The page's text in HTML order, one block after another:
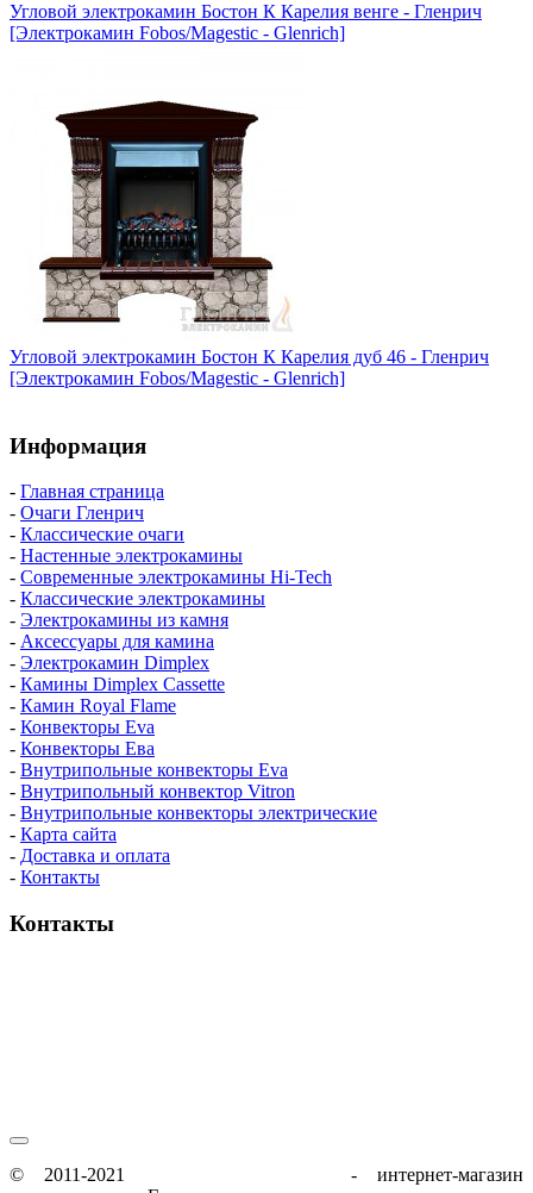
Угловой электрокамин Бостон К Карелия венге - Гленрич
[Электрокамин Fobos/Magestic - Glenrich]
Угловой электрокамин Бостон К Карелия дуб 46 - Гленрич
[Электрокамин Fobos/Magestic - Glenrich]
Информация
- Главная страница
- Очаги Гленрич
- Классические очаги
- Настенные электрокамины
- Современные электрокамины Hi-Tech
- Классические электрокамины
- Электрокамины из камня
- Аксессуары для камина
- Электрокамин Dimplex
- Камины Dimplex Cassette
- Камин Royal Flame
- Конвекторы Eva
- Конвекторы Ева
- Внутрипольные конвекторы Eva
- Внутрипольный конвектор Vitron
- Внутрипольные конвекторы электрические
- Карта сайта
- Доставка и оплата
- Контакты
Контакты
© 2011-2021
- интернет-магазин